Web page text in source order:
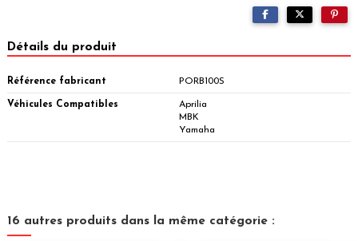
Détails du produit
Référence fabricant PORB100S
Véhicules Compatibles
Aprilia
MBK
Yamaha
16 autres produits dans la même catégorie :